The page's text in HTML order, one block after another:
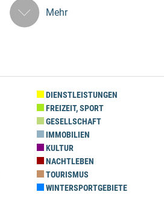
Mehr
DIENSTLEISTUNGEN
FREIZEIT, SPORT
GESELLSCHAFT
IMMOBILIEN
KULTUR
NACHTLEBEN
TOURISMUS
WINTERSPORTGEBIETE